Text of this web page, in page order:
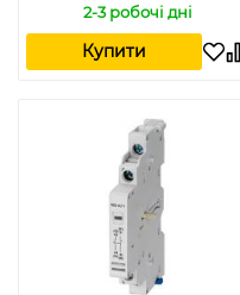
2-3 робочі дні
Купити